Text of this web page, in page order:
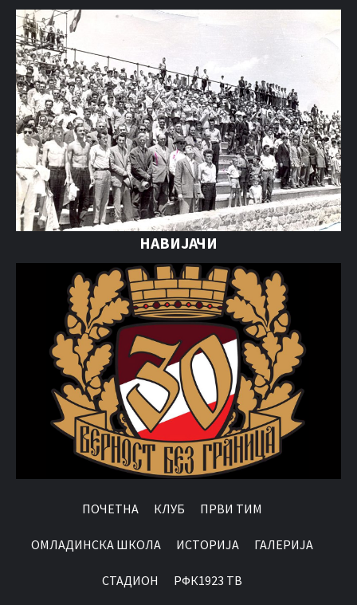
НАВИЈАЧИ
ПОЧЕТНА КЛУБ ПРВИ ТИМ
OМЛАДИНСКА ШКОЛА ИСТОРИЈА ГАЛЕРИЈА
СТАДИОН РФК1923 ТВ